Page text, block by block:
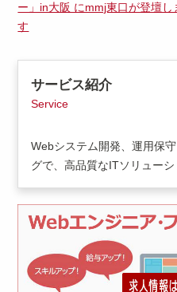
ー」in大阪 にmmj東口が登壇し
す
サービス紹介
Service
Webシステム開発、運用保
グで、高品質なITソリューシ